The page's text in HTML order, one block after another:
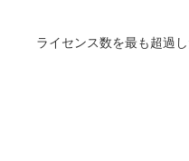
ライセンス数を最も超過